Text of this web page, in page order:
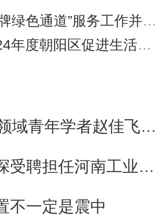
研发机构、国产设
研发机构采购国产
管理工作。
并征集首批挂牌绿色通道服务企业的通知
生活性服务业发展引导资金项目的通知
年仅43岁，新能源技术领域青年学者赵佳飞逝世
东南大学首席教授吴智深受聘担任河南工业大学校长
不一定是震中